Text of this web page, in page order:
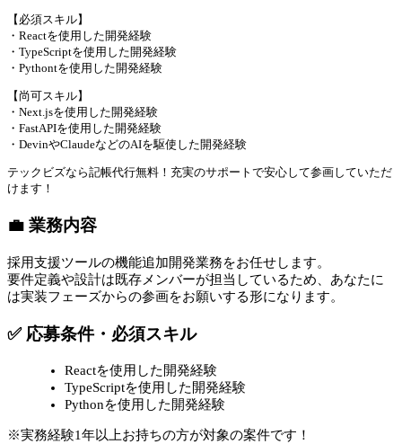
【必須スキル】
・Reactを使用した開発経験
・TypeScriptを使用した開発経験
・Pythontを使用した開発経験
【尚可スキル】
・Next.jsを使用した開発経験
・FastAPIを使用した開発経験
・DevinやClaudeなどのAIを駆使した開発経験
テックビズなら記帳代行無料！充実のサポートで安心して参画していただ
けます！
💼 業務内容
採用支援ツールの機能追加開発業務をお任せします。
要件定義や設計は既存メンバーが担当しているため、あなたに
は実装フェーズからの参画をお願いする形になります。
✅ 応募条件・必須スキル
Reactを使用した開発経験
TypeScriptを使用した開発経験
Pythonを使用した開発経験
※実務経験1年以上お持ちの方が対象の案件です！